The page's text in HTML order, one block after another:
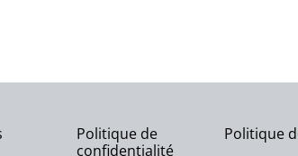
Politique de
confidentialité
Politique